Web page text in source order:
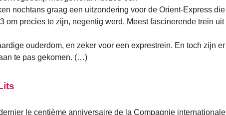
nochtans graag een uitzondering voor de Orient-Express die
om precies te zijn, negentig werd. Meest fascinerende trein uit
ouderdom, en zeker voor een exprestrein. En toch zijn er
te pas gekomen. (…)
le centième anniversaire de la Compagnie internationale